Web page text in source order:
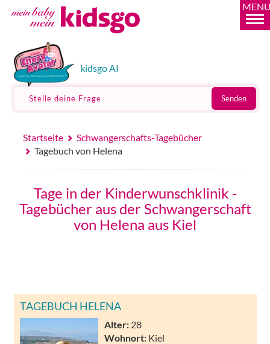
kidsgo AI
Stelle deine Frage Senden
Startseite
Schwangerschafts-Tagebücher
Tagebuch von Helena
Tage in der Kinderwunschklinik -
Tagebücher aus der Schwangerschaft
von Helena aus Kiel
TAGEBUCH HELENA
Alter: 28
Wohnort: Kiel